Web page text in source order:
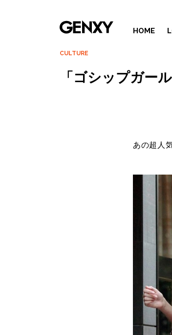
HOME
CULTURE
「ゴシップガー
あの超人